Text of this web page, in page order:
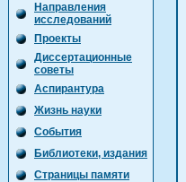
Направления
исследований
Проекты
Диссертационные
советы
Аспирантура
Жизнь науки
События
Библиотеки, издания
Страницы памяти